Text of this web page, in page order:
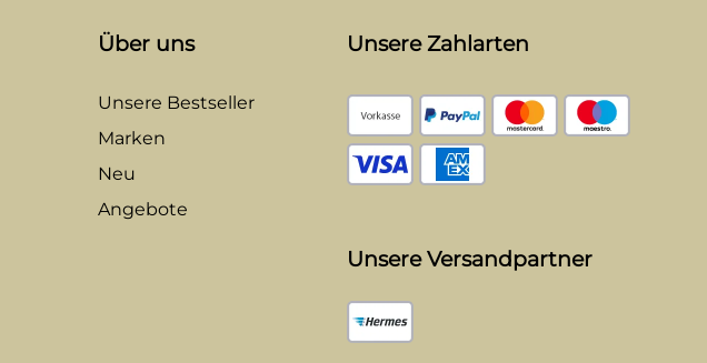
Über uns
Unsere Bestseller
Marken
Neu
Angebote
Unsere Zahlarten
Unsere Versandpartner